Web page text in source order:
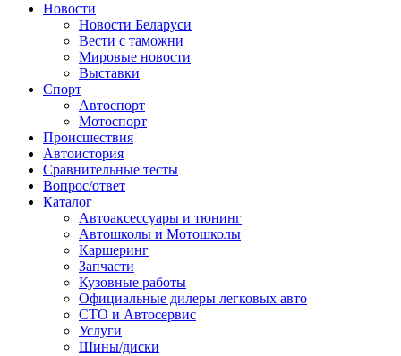
Сайт про автомобили
Новости
Новости Беларуси
Вести с таможни
Мировые новости
Выставки
Спорт
Автоспорт
Мотоспорт
Происшествия
Автоистория
Сравнительные тесты
Вопрос/ответ
Каталог
Автоакcессуары и тюнинг
Автошколы и Мотошколы
Каршеринг
Запчасти
Кузовные работы
Официальные дилеры легковых авто
СТО и Автосервис
Услуги
Шины/диски